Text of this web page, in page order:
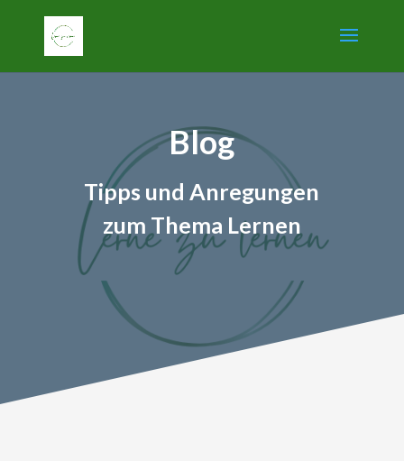
Blog
Tipps und Anregungen
zum Thema Lernen